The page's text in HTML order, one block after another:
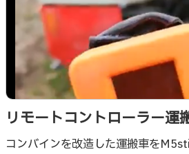
リモートコントローラー運
コンバインを改造した運搬車を